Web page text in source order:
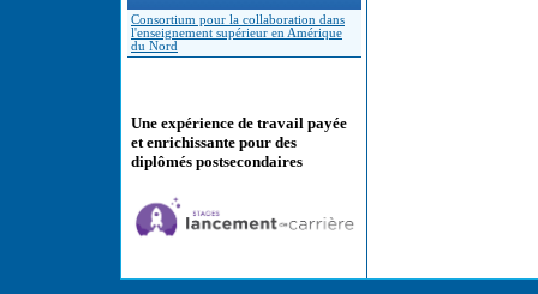
Consortium pour la collaboration dans
l'enseignement supérieur en Amérique
du Nord
Une expérience de travail payée
et enrichissante pour des
diplômés postsecondaires